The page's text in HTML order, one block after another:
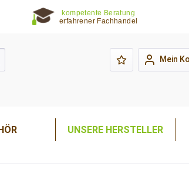
kompetente Beratung
erfahrener Fachhandel
Mein
UNSERE HERSTELLER